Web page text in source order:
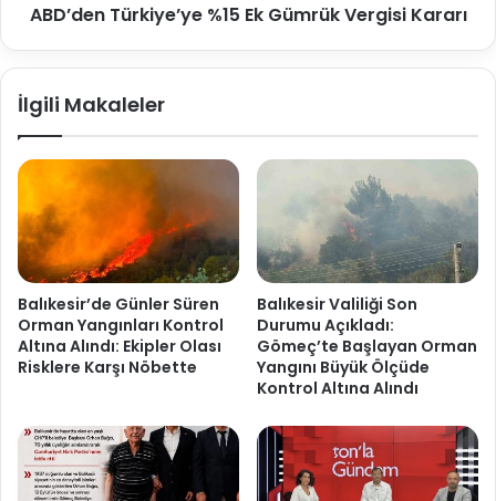
ABD’den Türkiye’ye %15 Ek Gümrük Vergisi Kararı
İlgili Makaleler
Balıkesir’de Günler Süren
Orman Yangınları Kontrol
Altına Alındı: Ekipler Olası
Risklere Karşı Nöbette
Balıkesir Valiliği Son
Durumu Açıkladı:
Gömeç’te Başlayan Orman
Yangını Büyük Ölçüde
Kontrol Altına Alındı